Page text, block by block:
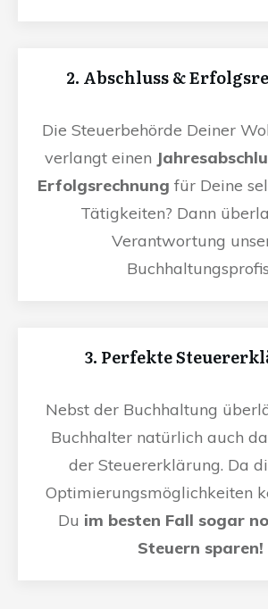
2. Abschluss &
Die Steuerbehörde Deiner
verlangt einen
Erfolgsrechnung für Deine
Tätigkeiten? Dann
Verantwortung
3. Perfekte
Nebst der Buchhaltung
Buchhalter natürlich auch
der Steuererklärung. Da
Optimierungsmöglichkeiten
Du im besten Fall sogar
Steuern sparen!